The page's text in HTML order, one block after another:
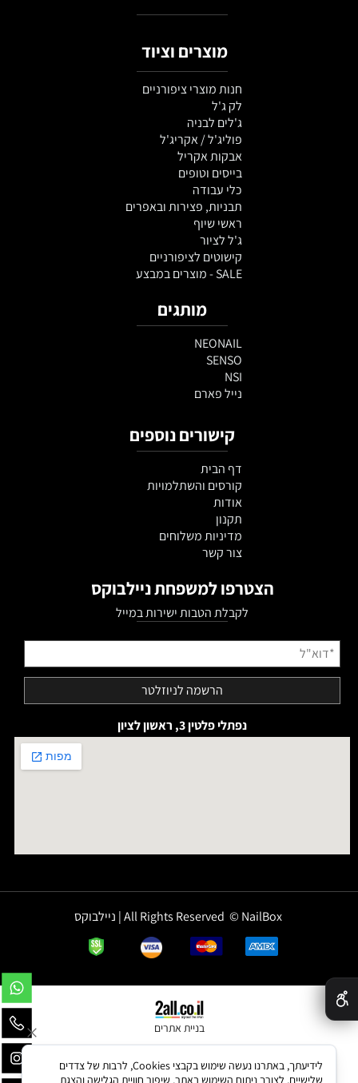
מוצרים וציוד
חנות מוצרי ציפורניים
לק ג'ל
ג'לים לבניה
פוליג'ל / אקריג'ל
אבקות אקריל
בייסים וטופים
כלי עבודה
תבניות, פצירות ובאפרים
ראשי שיוף
ג'ל לציור
קישוטים לציפורניים
SALE - מוצרים במבצע
מותגים
NEONAIL
SENSO
NSI
נייל פארם
קישורים נוספים
דף הבית
קורסים והשתלמויות
אודות
תקנון
מדיניות משלוחים
צור קשר
הצטרפו למשפחת ניילבוקס
לקבלת הטבות ישירות במייל
נפתלי פלטין 3, ראשון לציון
All Rights Reserved © NailBox | ניילבוקס
בניית אתרים
לידיעתך, באתרנו נעשה שימוש בקבצי Cookies, לרבות של צדדים
שלישיים, לצורך ניתוח השימוש באתר, שיפור חוויית הגלישה והצגת